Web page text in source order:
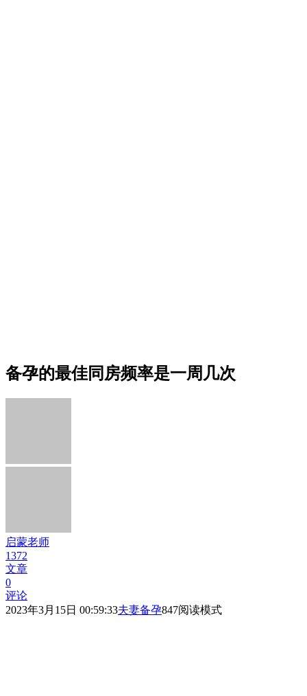
备孕的最佳同房频率是一周几次
启蒙老师
1372
文章
0
评论
2023年3月15日 00:59:33夫妻备孕847阅读模式